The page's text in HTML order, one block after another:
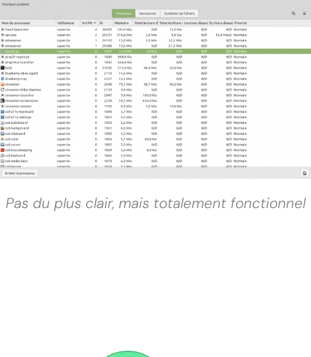
Pas du plus clair, mais totalement fonctionnel